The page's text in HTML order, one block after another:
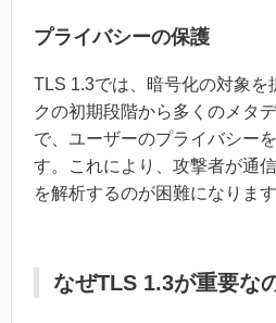
プライバシーの保護
TLS 1.3では、暗号化の対象を
クの初期段階から多くのメタ
で、ユーザーのプライバシー
す。これにより、攻撃者が通
を解析するのが困難になります
なぜTLS 1.3が重要な